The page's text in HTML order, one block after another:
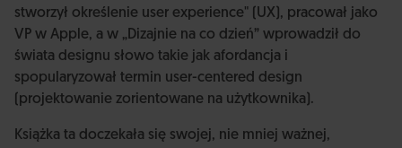
stworzył określenie user experience" (UX), pracował jako
VP w Apple, a w „Dizajnie na co dzień” wprowadził do
świata designu słowo takie jak afordancja i
spopularyzował termin user-centered design
(projektowanie zorientowane na użytkownika).
Książka ta doczekała się swojej, nie mniej ważnej,